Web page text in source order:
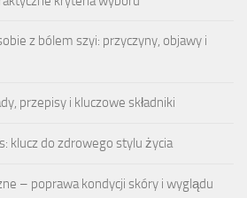
z bólem szyi: przyczyny, objawy i
przepisy i kluczowe składniki
klucz do zdrowego stylu życia
– poprawa kondycji skóry i wyglądu